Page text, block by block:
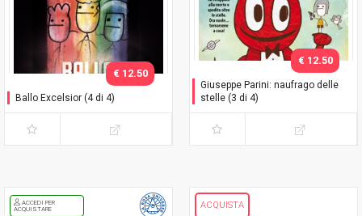
Ballo Excelsior (4 di 4)
€ 12.50
Giuseppe Parini: naufrago delle
stelle (3 di 4)
€ 12.50
ACCEDI PER
ACQUISTARE
ACQUISTA